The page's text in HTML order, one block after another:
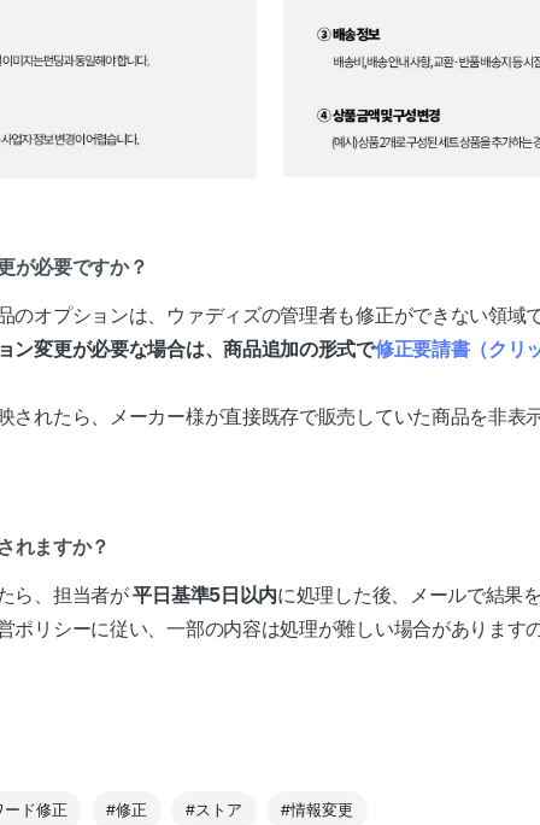
が必要ですか？
のオプションは、ウァディズの管理者も修正ができない領域
ン変更が必要な場合は、商品追加の形式で修正要請書（クリ
されたら、メーカー様が直接既存で販売していた商品を非表
れますか？
ら、担当者が平日基準5日以内に処理した後、メールで結果
ポリシーに従い、一部の内容は処理が難しい場合があります
ード修正 #修正 #ストア #情報変更